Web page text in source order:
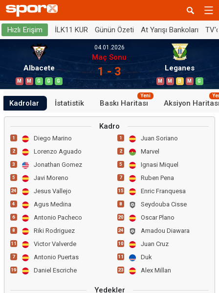
Hızlı Erişim İLK11 KUR Günün Özeti At Yarışı Bankoları
Albacete
M M G G G
04.01.2026
Maç Sonu
1 - 3 Leganes
M M B M G
Kadrolar İstatistik Baskı Haritası
Yeni
Aksiyon
Kadro
1 Diego Marino
2 Lorenzo Aguado
3 Jonathan Gomez
5 Javi Moreno
24 Jesus Vallejo
4 Agus Medina
6 Antonio Pacheco
8 Riki Rodriguez
11 Victor Valverde
7 Antonio Puertas
19 Daniel Escriche
1 Juan Soriano
2 Marvel
5 Ignasi Miquel
7 Ruben Pena
15 Enric Franquesa
8 Seydouba Cisse
20 Oscar Plano
24 Amadou Diawara
10 Juan Cruz
11 Duk
23 Alex Millan
Yedekler